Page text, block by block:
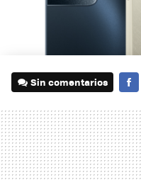
Sin comentarios